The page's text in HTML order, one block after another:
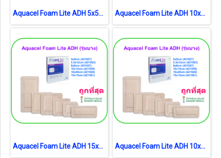
Aquacel Foam Lite ADH 5x5cm (421927) (1 แผ่น) Aquacel Foam Lite ADH 10x20cm (421928) (1 แผ่น)
Aquacel Foam Lite ADH 15x15cm (421561) (1 แผ่น) Aquacel Foam Lite ADH 10x10cm (421559) (1 แผ่น)